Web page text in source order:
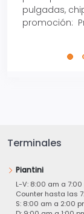
pulgadas,
promoción:
Terminales
Piantini
L-V: 8:00 am a 7:00
Counter hasta las
S: 8:00 am a 2:00